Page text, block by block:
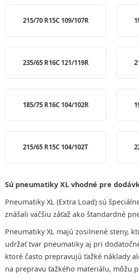
215/70 R15C 109/107R
235/65 R16C 121/119R
185/75 R16C 104/102R
215/65 R15C 104/102T
Sú pneumatiky XL vhodné pre
Pneumatiky XL (Extra Load) sú
znášali väčšiu záťaž ako štandardné
Pneumatiky XL majú zosilnené steny,
udržať tvar pneumatiky aj pri
ktoré často prepravujú ťažké náklady
na prepravu ťažkého materiálu, môžu